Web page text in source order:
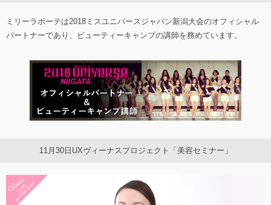
ミリーラボーテは2018ミスユニバースジャパン新潟大会のオフィシャル
パートナーであり、ビューティーキャンプの講師を務めています。
11月30日UXヴィーナスプロジェクト「美容セミナー」